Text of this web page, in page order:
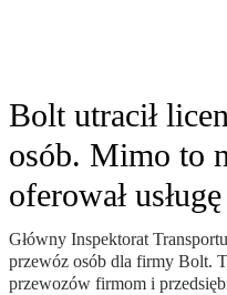
Bolt utracił
osób. Mimo to
oferował usługę
Główny Inspektorat
przewóz osób dla firmy Bolt.
przewozów firmom i